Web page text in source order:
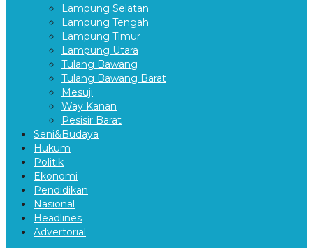
Lampung Selatan
Lampung Tengah
Lampung Timur
Lampung Utara
Tulang Bawang
Tulang Bawang Barat
Mesuji
Way Kanan
Pesisir Barat
Seni&Budaya
Hukum
Politik
Ekonomi
Pendidikan
Nasional
Headlines
Advertorial